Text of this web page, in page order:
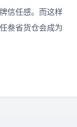
信任感。而这样
叁省货仓会成为